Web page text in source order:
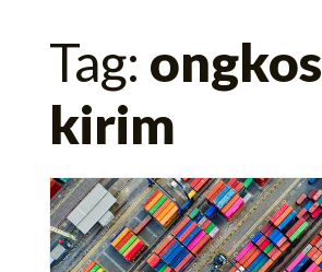
Tag: ongkos
kirim